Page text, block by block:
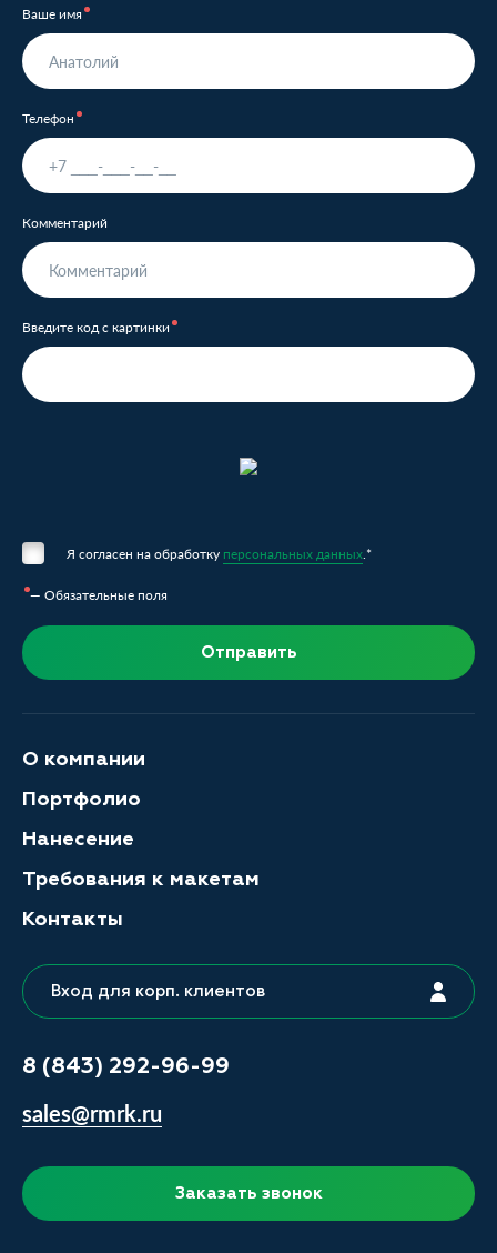
Ваше имя
Телефон
Комментарий
Введите код с картинки
Я согласен на обработку персональных данных.*
— Обязательные поля
Отправить
О компании
Портфолио
Нанесение
Требования к макетам
Контакты
Вход для корп. клиентов
8 (843) 292-96-99
sales@rmrk.ru
Заказать звонок